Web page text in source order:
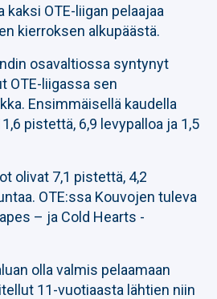
OTE-liigan pelaajaa
kierroksen alkupäästä.
osavaltiossa syntynyt
OTE-liigassa sen
Ensimmäisellä kaudella
pistettä, 6,9 levypalloa ja 1,5
olivat 7,1 pistettä, 4,2
OTE:ssa Kouvojen tuleva
– ja Cold Hearts -
olla valmis pelaamaan
11-vuotiaasta lähtien niin